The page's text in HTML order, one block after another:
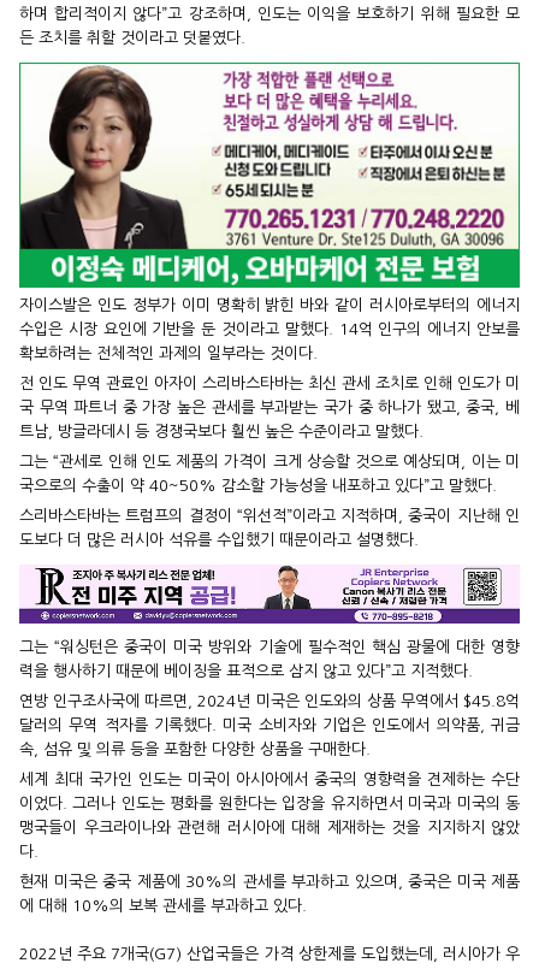
하며 합리적이지 않다”고 강조하며, 인도는 이익을 보호하기 위해 필요한 모
든 조치를 취할 것이라고 덧붙였다.
자이스발은 인도 정부가 이미 명확히 밝힌 바와 같이 러시아로부터의 에너지
수입은 시장 요인에 기반을 둔 것이라고 말했다. 14억 인구의 에너지 안보를
확보하려는 전체적인 과제의 일부라는 것이다.
전 인도 무역 관료인 아자이 스리바스타바는 최신 관세 조치로 인해 인도가 미
국 무역 파트너 중 가장 높은 관세를 부과받는 국가 중 하나가 됐고, 중국, 베
트남, 방글라데시 등 경쟁국보다 훨씬 높은 수준이라고 말했다.
그는 “관세로 인해 인도 제품의 가격이 크게 상승할 것으로 예상되며, 이는 미
국으로의 수출이 약 40~50% 감소할 가능성을 내포하고 있다”고 말했다.
스리바스타바는 트럼프의 결정이 “위선적”이라고 지적하며, 중국이 지난해 인
도보다 더 많은 러시아 석유를 수입했기 때문이라고 설명했다.
그는 “워싱턴은 중국이 미국 방위와 기술에 필수적인 핵심 광물에 대한 영향
력을 행사하기 때문에 베이징을 표적으로 삼지 않고 있다”고 지적했다.
연방 인구조사국에 따르면, 2024년 미국은 인도와의 상품 무역에서 $45.8억
달러의 무역 적자를 기록했다. 미국 소비자와 기업은 인도에서 의약품, 귀금
속, 섬유 및 의류 등을 포함한 다양한 상품을 구매한다.
세계 최대 국가인 인도는 미국이 아시아에서 중국의 영향력을 견제하는 수단
이었다. 그러나 인도는 평화를 원한다는 입장을 유지하면서 미국과 미국의 동
맹국들이 우크라이나와 관련해 러시아에 대해 제재하는 것을 지지하지 않았
다.
현재 미국은 중국 제품에 30%의 관세를 부과하고 있으며, 중국은 미국 제품
에 대해 10%의 보복 관세를 부과하고 있다.
2022년 주요 7개국(G7) 산업국들은 가격 상한제를 도입했는데, 러시아가 우